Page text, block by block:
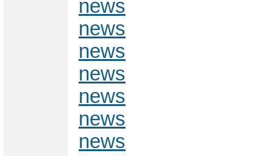
news
news
news
news
news
news
news